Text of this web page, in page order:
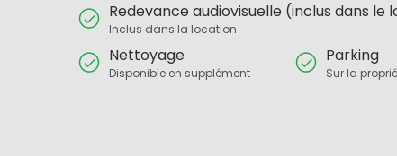
Redevance audiovisuelle (inclus dans le
Inclus dans la location
Nettoyage
Disponible en supplément
Parking
Sur la